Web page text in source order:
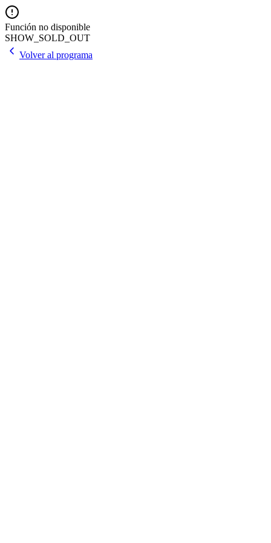
Función no disponible
SHOW_SOLD_OUT
Volver al programa